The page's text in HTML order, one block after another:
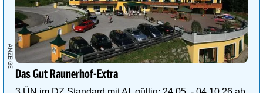
Das Gut Raunerhof-Extra